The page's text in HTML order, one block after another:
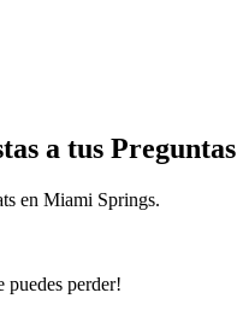
a tus Preguntas
en Miami Springs.
puedes perder!